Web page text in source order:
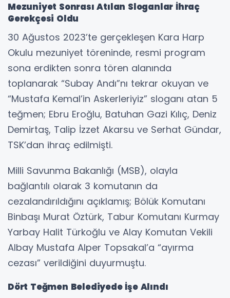
Mezuniyet Sonrası Atılan Sloganlar İhraç
Gerekçesi Oldu
30 Ağustos 2023’te gerçekleşen Kara Harp
Okulu mezuniyet töreninde, resmi program
sona erdikten sonra tören alanında
toplanarak “Subay Andı”nı tekrar okuyan ve
“Mustafa Kemal’in Askerleriyiz” sloganı atan 5
teğmen; Ebru Eroğlu, Batuhan Gazi Kılıç, Deniz
Demirtaş, Talip İzzet Akarsu ve Serhat Gündar,
TSK’dan ihraç edilmişti.
Milli Savunma Bakanlığı (MSB), olayla
bağlantılı olarak 3 komutanın da
cezalandırıldığını açıklamış; Bölük Komutanı
Binbaşı Murat Öztürk, Tabur Komutanı Kurmay
Yarbay Halit Türkoğlu ve Alay Komutan Vekili
Albay Mustafa Alper Topsakal’a “ayırma
cezası” verildiğini duyurmuştu.
Dört Teğmen Belediyede İşe Alındı